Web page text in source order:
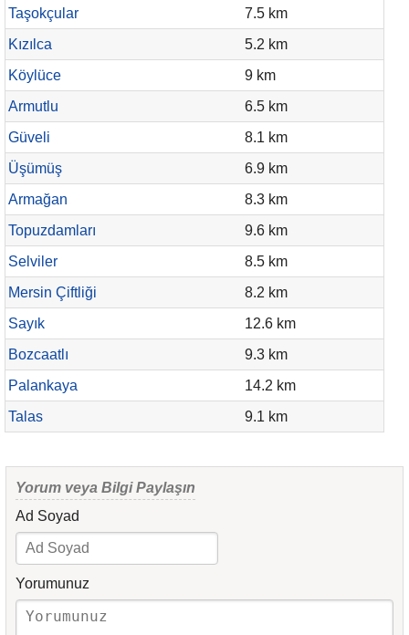
Taşokçular
7.5 km
Kızılca
5.2 km
Köylüce
9 km
Armutlu
6.5 km
Güveli
8.1 km
Üşümüş
6.9 km
Armağan
8.3 km
Topuzdamları
9.6 km
Selviler
8.5 km
Mersin Çiftliği
8.2 km
Sayık
12.6 km
Bozcaatlı
9.3 km
Palankaya
14.2 km
Talas
9.1 km
Yorum veya Bilgi Paylaşın
Ad Soyad
Yorumunuz